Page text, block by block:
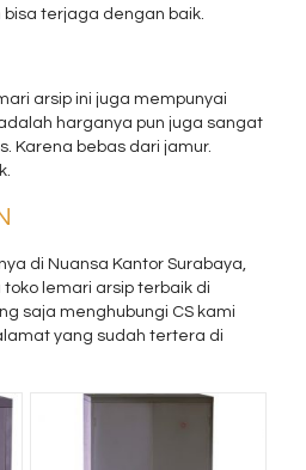
terjaga dengan baik.
arsip ini juga mempunyai
harganya pun juga sangat
Karena bebas dari jamur.
di Nuansa Kantor Surabaya,
lemari arsip terbaik di
saja menghubungi CS kami
yang sudah tertera di